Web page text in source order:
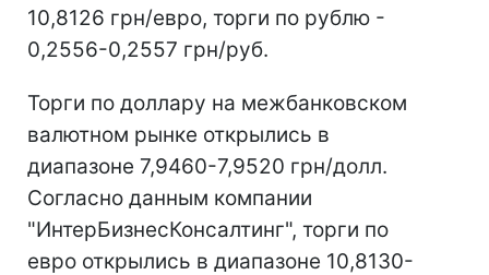
10,8126 грн/евро, торги по рублю -
0,2556-0,2557 грн/руб.
Торги по доллару на межбанковском
валютном рынке открылись в
диапазоне 7,9460-7,9520 грн/долл.
Согласно данным компании
"ИнтерБизнесКонсалтинг", торги по
евро открылись в диапазоне 10,8130-